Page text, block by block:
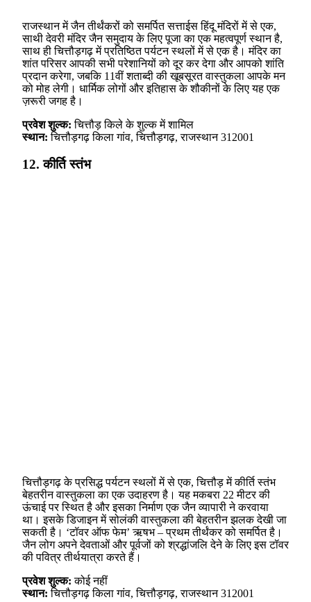
राजस्थान में जैन तीर्थंकरों को समर्पित सत्ताईस हिंदू मंदिरों में से एक,
साथी देवरी मंदिर जैन समुदाय के लिए पूजा का एक महत्वपूर्ण स्थान है,
साथ ही चित्तौड़गढ़ में प्रतिष्ठित पर्यटन स्थलों में से एक है। मंदिर का
शांत परिसर आपकी सभी परेशानियों को दूर कर देगा और आपको शांति
प्रदान करेगा, जबकि 11वीं शताब्दी की खूबसूरत वास्तुकला आपके मन
को मोह लेगी। धार्मिक लोगों और इतिहास के शौकीनों के लिए यह एक
ज़रूरी जगह है।
प्रवेश शुल्क: चित्तौड़ किले के शुल्क में शामिल
स्थान: चित्तौड़गढ़ किला गांव, चित्तौड़गढ़, राजस्थान 312001
12. कीर्ति स्तंभ
चित्तौड़गढ़ के प्रसिद्ध पर्यटन स्थलों में से एक, चित्तौड़ में कीर्ति स्तंभ
बेहतरीन वास्तुकला का एक उदाहरण है। यह मकबरा 22 मीटर की
ऊंचाई पर स्थित है और इसका निर्माण एक जैन व्यापारी ने करवाया
था। इसके डिजाइन में सोलंकी वास्तुकला की बेहतरीन झलक देखी जा
सकती है। ‘टॉवर ऑफ फेम’ ऋषभ – प्रथम तीर्थंकर को समर्पित है।
जैन लोग अपने देवताओं और पूर्वजों को श्रद्धांजलि देने के लिए इस टॉवर
की पवित्र तीर्थयात्रा करते हैं।
प्रवेश शुल्क: कोई नहीं
स्थान: चित्तौड़गढ़ किला गांव, चित्तौड़गढ़, राजस्थान 312001